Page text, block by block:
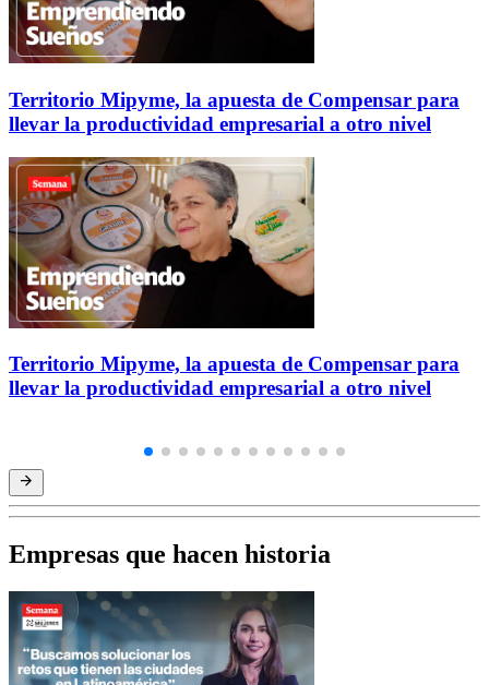
Territorio Mipyme, la apuesta de Compensar para
llevar la productividad empresarial a otro nivel
Territorio Mipyme, la apuesta de Compensar para
llevar la productividad empresarial a otro nivel
Empresas que hacen historia